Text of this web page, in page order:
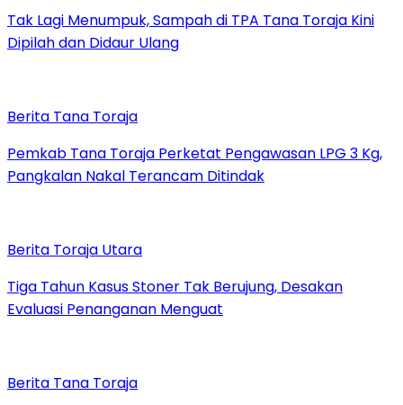
Tak Lagi Menumpuk, Sampah di TPA Tana Toraja Kini
Dipilah dan Didaur Ulang
Berita Tana Toraja
Pemkab Tana Toraja Perketat Pengawasan LPG 3 Kg,
Pangkalan Nakal Terancam Ditindak
Berita Toraja Utara
Tiga Tahun Kasus Stoner Tak Berujung, Desakan
Evaluasi Penanganan Menguat
Berita Tana Toraja